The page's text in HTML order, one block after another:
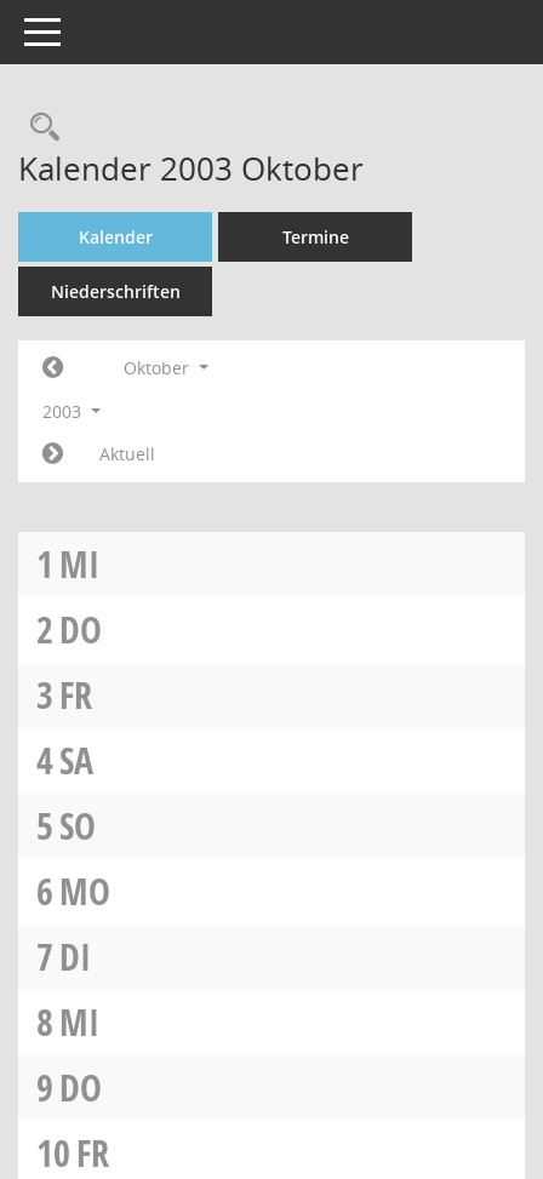
Toggle navigation
Rechercheauswahl
Kalender 2003 Oktober
Kalender Termine
Niederschriften
Oktober
2003
Aktuell
1 MI
2DO
3FR
4SA
5SO
6MO
7DI
8MI
9DO
10FR